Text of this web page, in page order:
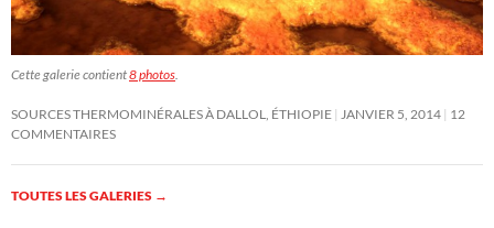
Cette galerie contient8 photos.
SOURCES THERMOMINÉRALES À DALLOL, ÉTHIOPIE JANVIER 5, 2014 12
COMMENTAIRES
TOUTES LES GALERIES →